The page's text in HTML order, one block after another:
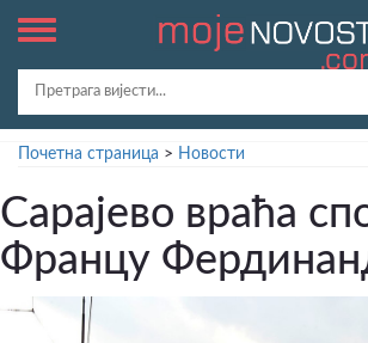
Почетна страница > Новости
Сарајево враћа
Францу